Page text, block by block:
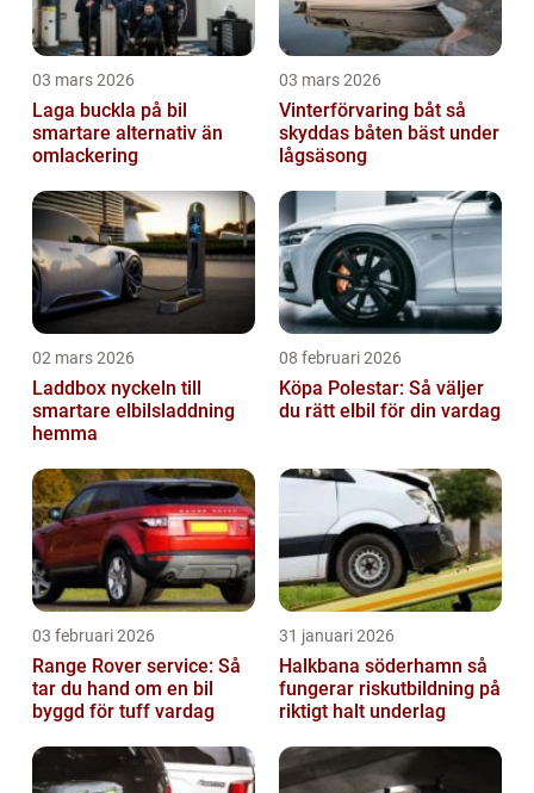
03 mars 2026
Laga buckla på bil
smartare alternativ än
omlackering
03 mars 2026
Vinterförvaring båt så
skyddas båten bäst under
lågsäsong
02 mars 2026
Laddbox nyckeln till
smartare elbilsladdning
hemma
08 februari 2026
Köpa Polestar: Så väljer
du rätt elbil för din vardag
03 februari 2026
Range Rover service: Så
tar du hand om en bil
byggd för tuff vardag
31 januari 2026
Halkbana söderhamn så
fungerar riskutbildning på
riktigt halt underlag